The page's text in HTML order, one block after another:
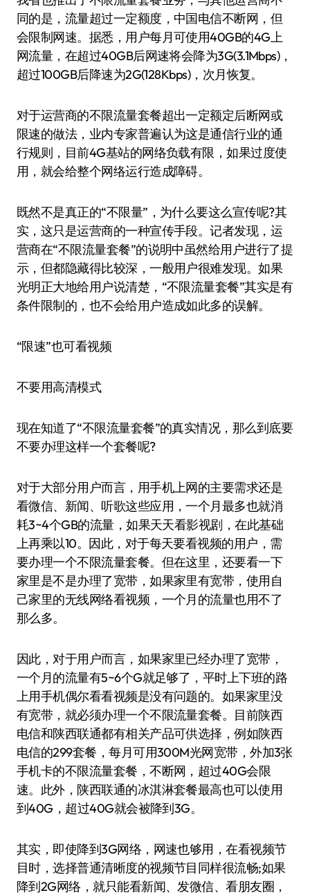
同的是，流量超过一定额度，中国电信不断网，但
会限制网速。据悉，用户每月可使用40GB的4G上
网流量，在超过40GB后网速将会降为3G(3.1Mbps)，
超过100GB后降速为2G(128Kbps)，次月恢复。
对于运营商的不限流量套餐超出一定额定后断网或
限速的做法，业内专家普遍认为这是通信行业的通
行规则，目前4G基站的网络负载有限，如果过度使
用，就会给整个网络运行造成障碍。
既然不是真正的“不限量”，为什么要这么宣传呢?其
实，这只是运营商的一种宣传手段。记者发现，运
营商在“不限流量套餐”的说明中虽然给用户进行了提
示，但都隐藏得比较深，一般用户很难发现。如果
光明正大地给用户说清楚，“不限流量套餐”其实是有
条件限制的，也不会给用户造成如此多的误解。
“限速”也可看视频
不要用高清模式
现在知道了“不限流量套餐”的真实情况，那么到底要
不要办理这样一个套餐呢?
对于大部分用户而言，用手机上网的主要需求还是
看微信、新闻、听歌这些应用，一个月最多也就消
耗3~4个GB的流量，如果天天看影视剧，在此基础
上再乘以10。因此，对于每天要看视频的用户，需
要办理一个不限流量套餐。但在这里，还要看一下
家里是不是办理了宽带，如果家里有宽带，使用自
己家里的无线网络看视频，一个月的流量也用不了
那么多。
因此，对于用户而言，如果家里已经办理了宽带，
一个月的流量有5~6个G就足够了，平时上下班的路
上用手机偶尔看看视频是没有问题的。如果家里没
有宽带，就必须办理一个不限流量套餐。目前陕西
电信和陕西联通都有相关产品可供选择，例如陕西
电信的299套餐，每月可用300M光网宽带，外加3张
手机卡的不限流量套餐，不断网，超过40G会限
速。此外，陕西联通的冰淇淋套餐最高也可以使用
到40G，超过40G就会被降到3G。
其实，即使降到3G网络，网速也够用，在看视频节
目时，选择普通清晰度的视频节目同样很流畅;如果
降到2G网络，就只能看新闻、发微信、看朋友圈，